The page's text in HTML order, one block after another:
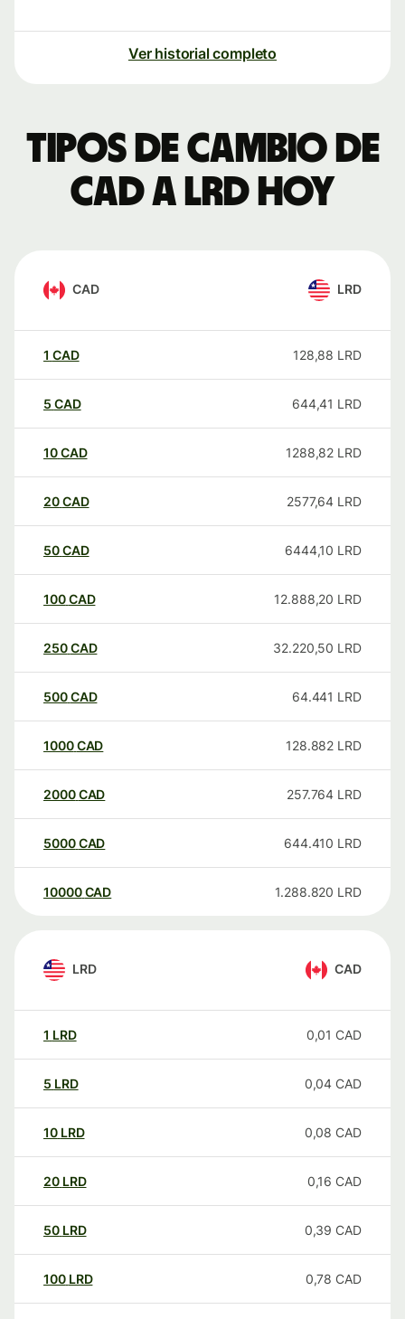
Ver historial completo
Tipos de cambio de
CAD a LRD hoy
CAD LRD
1 CAD 128,88 LRD
5 CAD 644,41 LRD
10CAD 1288,82 LRD
20CAD 2577,64 LRD
50CAD 6444,10 LRD
100CAD 12.888,20 LRD
250CAD 32.220,50 LRD
500CAD 64.441 LRD
1000CAD 128.882 LRD
2000CAD 257.764 LRD
5000CAD 644.410 LRD
10000 CAD 1.288.820 LRD
LRD CAD
1 LRD 0,01 CAD
5 LRD 0,04 CAD
10 LRD 0,08 CAD
20 LRD 0,16 CAD
50 LRD 0,39 CAD
100 LRD 0,78 CAD